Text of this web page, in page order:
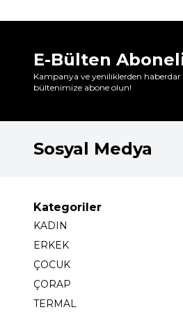
E-Bülten
Kampanya ve yeniliklerden
bültenimize abone olun!
Sosyal Medya
Kategoriler
KADIN
ERKEK
ÇOCUK
ÇORAP
TERMAL